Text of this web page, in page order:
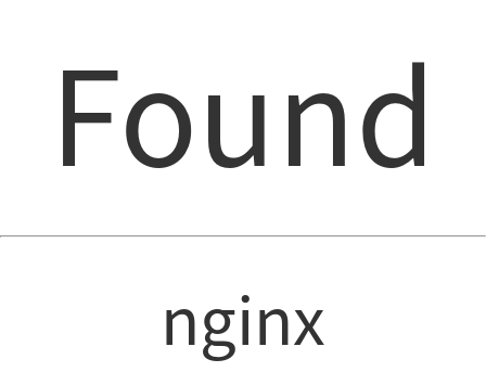
Found
nginx